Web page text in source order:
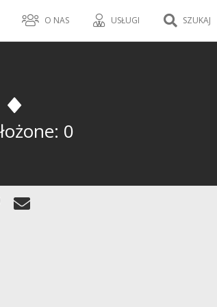
O NAS USŁUGI SZUKAJ
0